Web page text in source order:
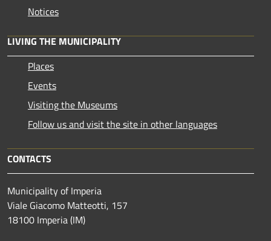
Notices
LIVING THE MUNICIPALITY
Places
Events
Visiting the Museums
Follow us and visit the site in other languages
CONTACTS
Municipality of Imperia
Viale Giacomo Matteotti, 157
18100 Imperia (IM)